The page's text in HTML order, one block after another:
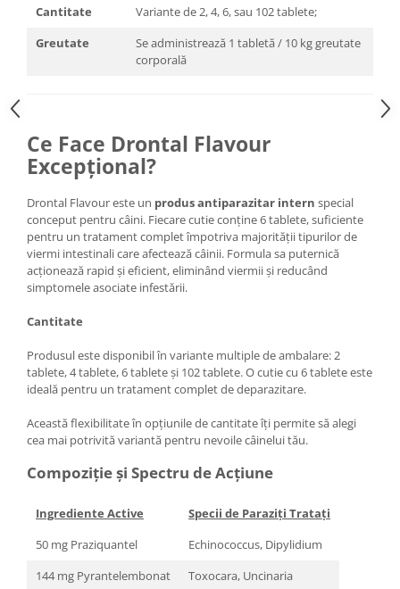
Cantitate
Variante de 2, 4, 6, sau 102 tablete;
Greutate
Se administrează 1 tabletă / 10 kg greutate
corporală
Ce Face Drontal Flavour
Excepțional?
Drontal Flavour este un produs antiparazitar intern special
conceput pentru câini. Fiecare cutie conține 6 tablete, suficiente
pentru un tratament complet împotriva majorității tipurilor de
viermi intestinali care afectează câinii. Formula sa puternică
acționează rapid și eficient, eliminând viermii și reducând
simptomele asociate infestării.
Cantitate
Produsul este disponibil în variante multiple de ambalare: 2
tablete, 4 tablete, 6 tablete și 102 tablete. O cutie cu 6 tablete este
ideală pentru un tratament complet de deparazitare.
Această flexibilitate în opțiunile de cantitate îți permite să alegi
cea mai potrivită variantă pentru nevoile câinelui tău.
Compoziție și Spectru de Acțiune
Ingrediente Active
Specii de Paraziți Tratați
50 mg Praziquantel
Echinococcus, Dipylidium
144 mg Pyrantelembonat
Toxocara, Uncinaria